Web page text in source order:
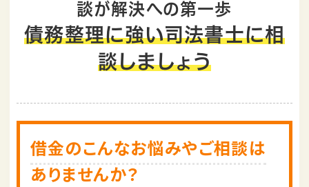
談が解決への第一歩
債務整理に強い司法書士に相
談しましょう
借金のこんなお悩みやご相談は
ありませんか？